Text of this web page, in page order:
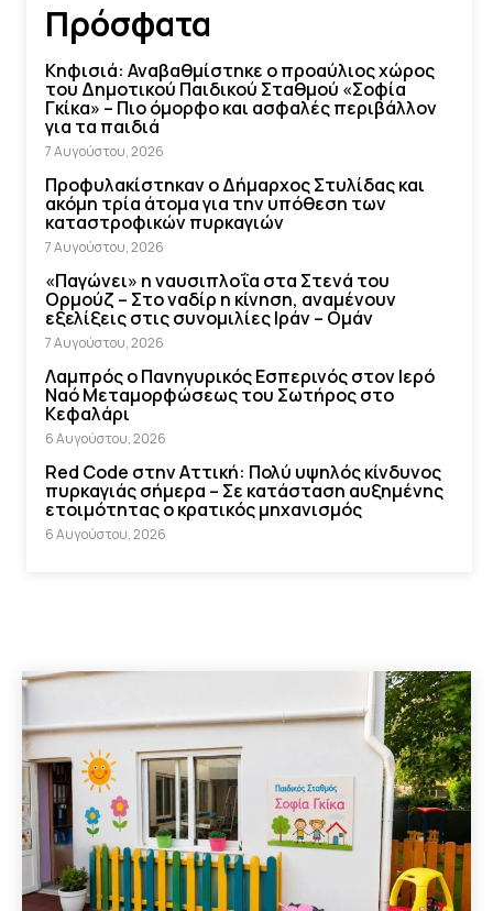
Πρόσφατα
Κηφισιά: Αναβαθμίστηκε ο προαύλιος χώρος
του Δημοτικού Παιδικού Σταθμού «Σοφία
Γκίκα» – Πιο όμορφο και ασφαλές περιβάλλον
για τα παιδιά
7 Αυγούστου, 2026
Προφυλακίστηκαν ο Δήμαρχος Στυλίδας και
ακόμη τρία άτομα για την υπόθεση των
καταστροφικών πυρκαγιών
7 Αυγούστου, 2026
«Παγώνει» η ναυσιπλοΐα στα Στενά του
Ορμούζ – Στο ναδίρ η κίνηση, αναμένουν
εξελίξεις στις συνομιλίες Ιράν – Ομάν
7 Αυγούστου, 2026
Λαμπρός ο Πανηγυρικός Εσπερινός στον Ιερό
Ναό Μεταμορφώσεως του Σωτήρος στο
Κεφαλάρι
6 Αυγούστου, 2026
Red Code στην Αττική: Πολύ υψηλός κίνδυνος
πυρκαγιάς σήμερα – Σε κατάσταση αυξημένης
ετοιμότητας ο κρατικός μηχανισμός
6 Αυγούστου, 2026